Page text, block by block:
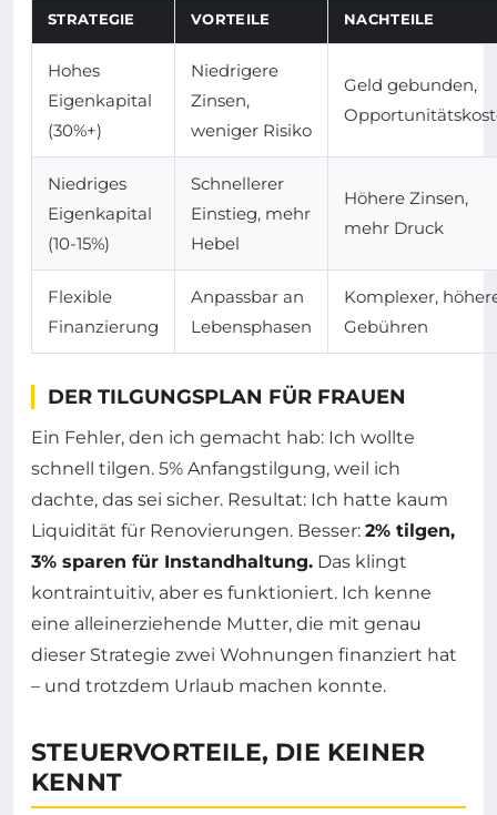
STRATEGIE VORTEILE NACHTEILE
Hohes
Eigenkapital
(30%+)
Niedrigere
Zinsen,
weniger Risiko
Geld gebunden,
Niedriges
Eigenkapital
(10-15%)
Schnellerer
Einstieg, mehr
Hebel
Höhere Zinsen,
mehr Druck
Flexible
Finanzierung
Anpassbar an
Lebensphasen
Komplexer,
Gebühren
DER TILGUNGSPLAN FÜR FRAUEN
Ein Fehler, den ich gemacht hab: Ich wollte
schnell tilgen. 5% Anfangstilgung, weil ich
dachte, das sei sicher. Resultat: Ich hatte kaum
Liquidität für Renovierungen. Besser: 2% tilgen,
3% sparen für Instandhaltung. Das klingt
kontraintuitiv, aber es funktioniert. Ich kenne
eine alleinerziehende Mutter, die mit genau
dieser Strategie zwei Wohnungen finanziert hat
– und trotzdem Urlaub machen konnte.
STEUERVORTEILE, DIE KEINER
KENNT